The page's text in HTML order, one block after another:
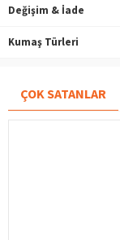
Değişim & İade
Kumaş Türleri
ÇOK SATANLAR